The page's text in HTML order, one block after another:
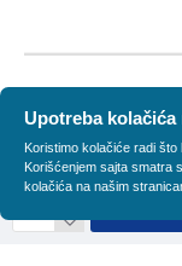
Upotreba kolačića
Koristimo kolačiće radi što
Korišćenjem sajta smatra
kolačića na našim